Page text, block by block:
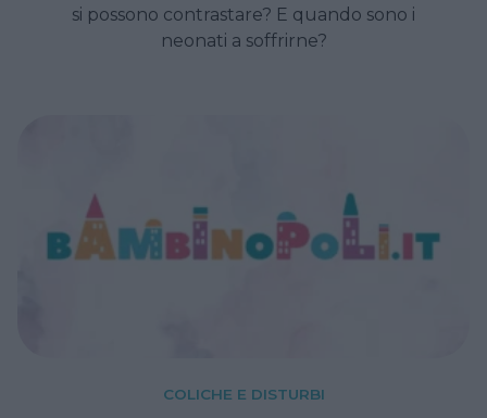
si possono contrastare? E quando sono i
neonati a soffrirne?
COLICHE E DISTURBI